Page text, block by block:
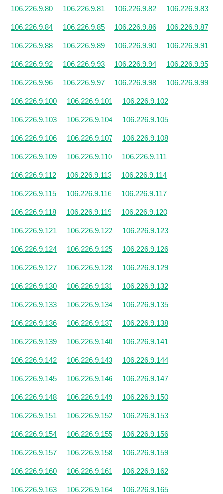
106.226.9.80 106.226.9.81 106.226.9.82 106.226.9.83
106.226.9.84 106.226.9.85 106.226.9.86 106.226.9.87
106.226.9.88 106.226.9.89 106.226.9.90 106.226.9.91
106.226.9.92 106.226.9.93 106.226.9.94 106.226.9.95
106.226.9.96 106.226.9.97 106.226.9.98 106.226.9.99
106.226.9.100 106.226.9.101 106.226.9.102
106.226.9.103 106.226.9.104 106.226.9.105
106.226.9.106 106.226.9.107 106.226.9.108
106.226.9.109 106.226.9.110 106.226.9.111
106.226.9.112 106.226.9.113 106.226.9.114
106.226.9.115 106.226.9.116 106.226.9.117
106.226.9.118 106.226.9.119 106.226.9.120
106.226.9.121 106.226.9.122 106.226.9.123
106.226.9.124 106.226.9.125 106.226.9.126
106.226.9.127 106.226.9.128 106.226.9.129
106.226.9.130 106.226.9.131 106.226.9.132
106.226.9.133 106.226.9.134 106.226.9.135
106.226.9.136 106.226.9.137 106.226.9.138
106.226.9.139 106.226.9.140 106.226.9.141
106.226.9.142 106.226.9.143 106.226.9.144
106.226.9.145 106.226.9.146 106.226.9.147
106.226.9.148 106.226.9.149 106.226.9.150
106.226.9.151 106.226.9.152 106.226.9.153
106.226.9.154 106.226.9.155 106.226.9.156
106.226.9.157 106.226.9.158 106.226.9.159
106.226.9.160 106.226.9.161 106.226.9.162
106.226.9.163 106.226.9.164 106.226.9.165